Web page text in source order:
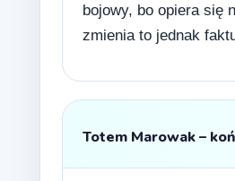
bojowy, bo opiera się
zmienia to jednak
Totem Marowak –